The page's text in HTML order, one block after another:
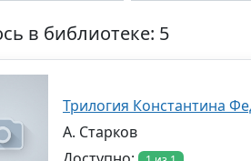
в библиотеке: 5
Трилогия Константина
А. Старков